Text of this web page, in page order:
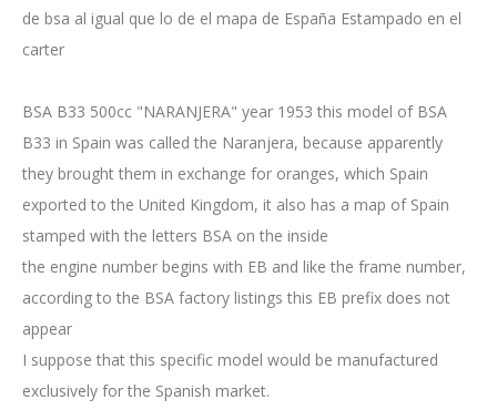
de bsa al igual que lo de el mapa de España Estampado en el
carter
BSA B33 500cc "NARANJERA" year 1953 this model of BSA
B33 in Spain was called the Naranjera, because apparently
they brought them in exchange for oranges, which Spain
exported to the United Kingdom, it also has a map of Spain
stamped with the letters BSA on the inside
the engine number begins with EB and like the frame number,
according to the BSA factory listings this EB prefix does not
appear
I suppose that this specific model would be manufactured
exclusively for the Spanish market.